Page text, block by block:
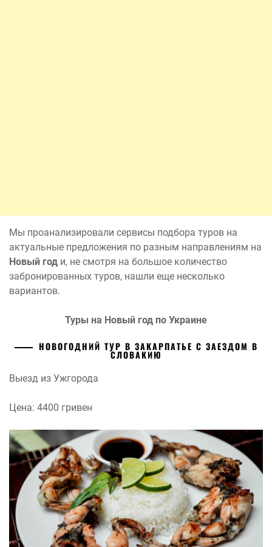
Мы проанализировали сервисы подбора туров на
актуальные предложения по разным направлениям на
Новый год и, не смотря на большое количество
забронированных туров, нашли еще несколько
вариантов.
Туры на Новый год по Украине
НОВОГОДНИЙ ТУР В ЗАКАРПАТЬЕ С ЗАЕЗДОМ В
СЛОВАКИЮ
Выезд из Ужгорода
Цена: 4400 гривен